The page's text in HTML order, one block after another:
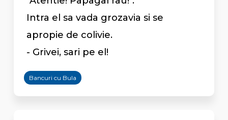
Intra el sa vada grozavia si se
apropie de colivie.
- Grivei, sari pe el!
Bancuri cu Bula